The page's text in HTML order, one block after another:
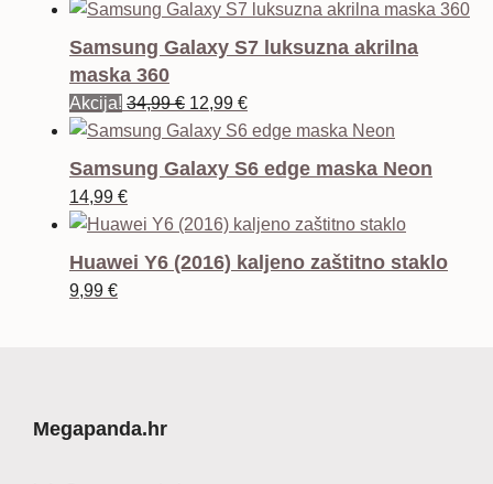
Samsung Galaxy S7 luksuzna akrilna
maska 360
Akcija! 34,99€ Izvorna
cijena
bila
12,99 €Trenutna
cijena
12,99 €.
Samsung Galaxy S6 edge maska Neon
14,99 €
Huawei Y6 (2016) kaljeno zaštitno staklo
9,99 €
Megapanda.hr